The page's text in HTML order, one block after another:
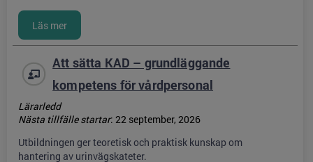
Att sätta KAD – grundläggande
kompetens för vårdpersonal
Lärarledd
Nästa tillfälle startar: 22 september, 2026
Utbildningen ger teoretisk och praktisk kunskap om
hantering av urinvägskateter.